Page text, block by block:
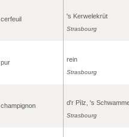
cerfeuil 's Kerwelekrüt
Strasbourg
pur rein
Strasbourg
champignon d'r Pìlz, 's
Strasbourg